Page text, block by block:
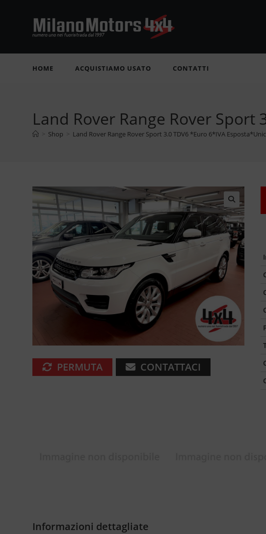
HOME ACQUISTIAMO USATO CONTATTI
Land Rover Range Rover
> Shop > Land Rover Range Rover Sport 3.0 TDV6 *Euro 6*IVA
🔍
PERMUTA CONTATTACI
Informazioni dettagliate